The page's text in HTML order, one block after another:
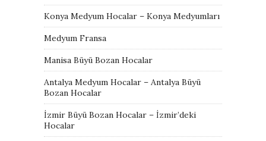
Konya Medyum Hocalar – Konya Medyumları
Medyum Fransa
Manisa Büyü Bozan Hocalar
Antalya Medyum Hocalar – Antalya Büyü
Bozan Hocalar
İzmir Büyü Bozan Hocalar – İzmir’deki
Hocalar